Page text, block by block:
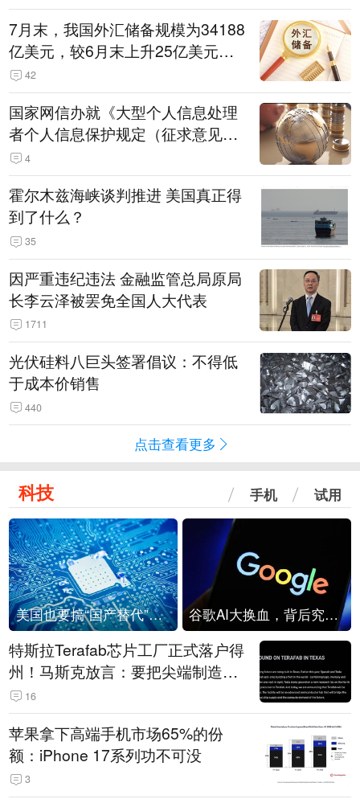
7月末，我国外汇储备规模为34188
亿美元，较6月末上升25亿美元，
升幅为0.07%
42
国家网信办就《大型个人信息处理
者个人信息保护规定（征求意见
稿）》公开征求意见
4
霍尔木兹海峡谈判推进 美国真正得
到了什么？
35
因严重违纪违法 金融监管总局原局
长李云泽被罢免全国人大代表
1711
光伏硅料八巨头签署倡议：不得低
于成本价销售
440
点击查看更多
科技 手机 试用
美国也要搞“国产替代”？先算清三笔账 谷歌AI大换血，背后究竟发生了什么？
特斯拉Terafab芯片工厂正式落户得
州！马斯克放言：要把尖端制造带
回美国
16
苹果拿下高端手机市场65%的份
额：iPhone 17系列功不可没
3